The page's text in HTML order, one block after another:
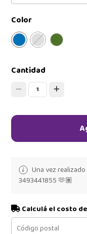
Color
Cantidad
1
Una vez
3493441855 🫶🏽
Calculá el costo